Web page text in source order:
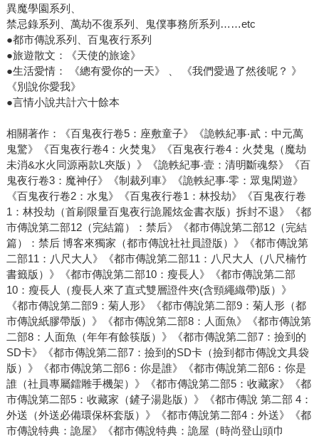
異魔學園系列、
禁忌錄系列、萬劫不復系列、鬼僕事務所系列……etc
●都市傳說系列、百鬼夜行系列
●旅遊散文：《天使的旅途》
●生活愛情： 《總有愛你的一天》 、 《我們愛過了然後呢？ 》
《別說你愛我》
●言情小說共計六十餘本
相關著作：《百鬼夜行卷5：座敷童子》《詭軼紀事‧貳：中元萬
鬼驚》《百鬼夜行卷4：火焚鬼》《百鬼夜行卷4：火焚鬼（魔劫
未消&水火同源兩款L夾版）》《詭軼紀事‧壹：清明斷魂祭》《百
鬼夜行卷3：魔神仔》《制裁列車》《詭軼紀事‧零：眾鬼閑遊》
《百鬼夜行卷2：水鬼》《百鬼夜行卷1：林投劫》《百鬼夜行卷
1：林投劫（首刷限量百鬼夜行詭麗炫金書衣版）拆封不退》《都
市傳說第二部12（完結篇）：禁后》《都市傳說第二部12（完結
篇）：禁后 博客來獨家（都市傳說社社員證版）》《都市傳說第
二部11：八尺大人》《都市傳說第二部11：八尺大人（八尺楠竹
書籤版）》《都市傳說第二部10：瘦長人》《都市傳說第二部
10：瘦長人（瘦長人來了直式雙層證件夾(含頸繩織帶)版）》
《都市傳說第二部9：菊人形》《都市傳說第二部9：菊人形（都
市傳說紙膠帶版）》《都市傳說第二部8：人面魚》《都市傳說第
二部8：人面魚（年年有餘筷版）》《都市傳說第二部7：撿到的
SD卡》《都市傳說第二部7：撿到的SD卡（撿到都市傳說文具袋
版）》《都市傳說第二部6：你是誰》《都市傳說第二部6：你是
誰（社員專屬鐳雕手機架）》《都市傳說第二部5：收藏家》《都
市傳說第二部5：收藏家（鏟子湯匙版）》《都市傳說 第二部 4：
外送（外送必備環保杯套版）》《都市傳說第二部4：外送》《都
市傳說特典：詭屋》《都市傳說特典：詭屋（時尚登山頭巾